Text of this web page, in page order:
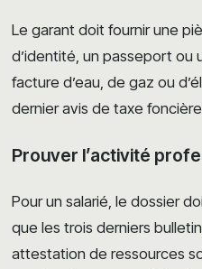
Le garant doit fournir une
d’identité, un passeport ou
facture d’eau, de gaz ou
dernier avis de taxe
Prouver l’activité
Pour un salarié, le dossier
que les trois derniers
attestation de ressources